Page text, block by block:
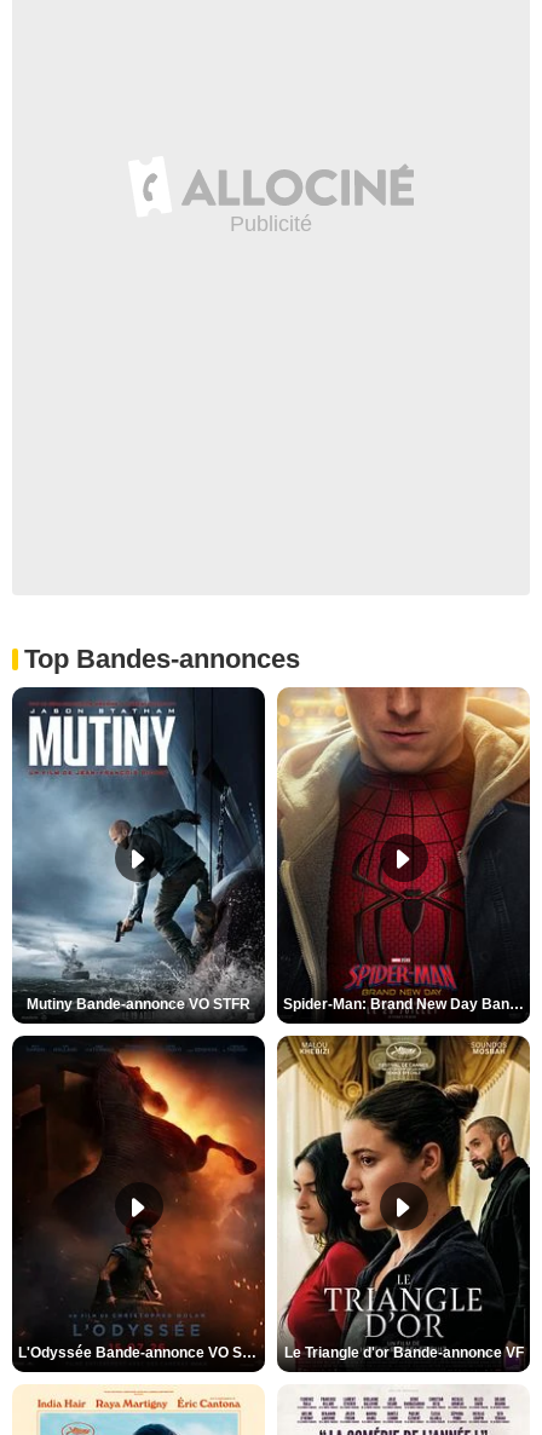
Top Bandes-annonces
Mutiny Bande-annonce VO STFR Spider-Man: Brand New Day Bande-annonce VO STFR
L'Odyssée Bande-annonce VO STFR Le Triangle d'or Bande-annonce VF